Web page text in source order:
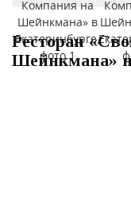
Ресторан
Шейнкмана»